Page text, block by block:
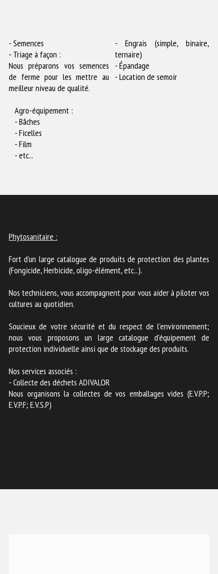
- Semences
- Triage à façon :
Nous préparons vos semences
de ferme pour les mettre au
meilleur niveau de qualité.
- Engrais (simple, binaire,
ternaire)
- Épandage
- Location de semoir
Agro-équipement :
- Bâches
- Ficelles
- Film
- etc...
Phytosanitaire :
Fort d'un large catalogue de produits de protection des plantes
(Fongicide, Herbicide, oligo-élément, etc...).
Nos techniciens, vous accompagnent pour vous aider à piloter vos
cultures au quotidien.
Soucieux de votre sécurité et du respect de l'environnement;
nous vous proposons un large catalogue d'équipement de
protection individuelle ainsi que de stockage des produits.
Nos services associés :
- Collecte des déchets ADIVALOR
Nous organisons la collectes de vos emballages vides (E.V.P.P;
E.V.P.F; E.V.S.P)